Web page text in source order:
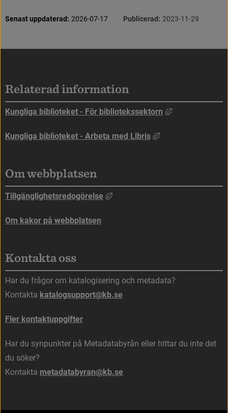
Sidinformation
Senast uppdaterad: 2026-07-17 Publicerad: 2023-11-29
Relaterad information
Kungliga biblioteket - För bibliotekssektorn Länk till annan
Kungliga biblioteket - Arbeta med Libris Länk till annan
Om webbplatsen
Tillgänglighetsredogörelse Länk till annan webbplats,
Om kakor på webbplatsen
Kontakta oss
Har du frågor om katalogisering och metadata?
Kontakta katalogsupport@kb.se
Fler kontaktuppgifter
Har du synpunkter på Metadatabyrån eller hittar du inte det
du söker?
Kontakta metadatabyran@kb.se